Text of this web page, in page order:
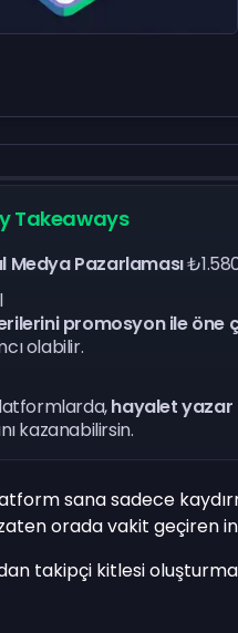
Takeaways
Medya Pazarlaması
promosyon ile öne
olabilir.
hayalet
kazanabilirsin.
sana sadece
orada vakit geçiren
takipçi kitlesi